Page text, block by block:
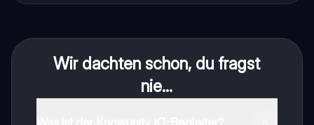
Wir dachten schon, du fragst
nie...